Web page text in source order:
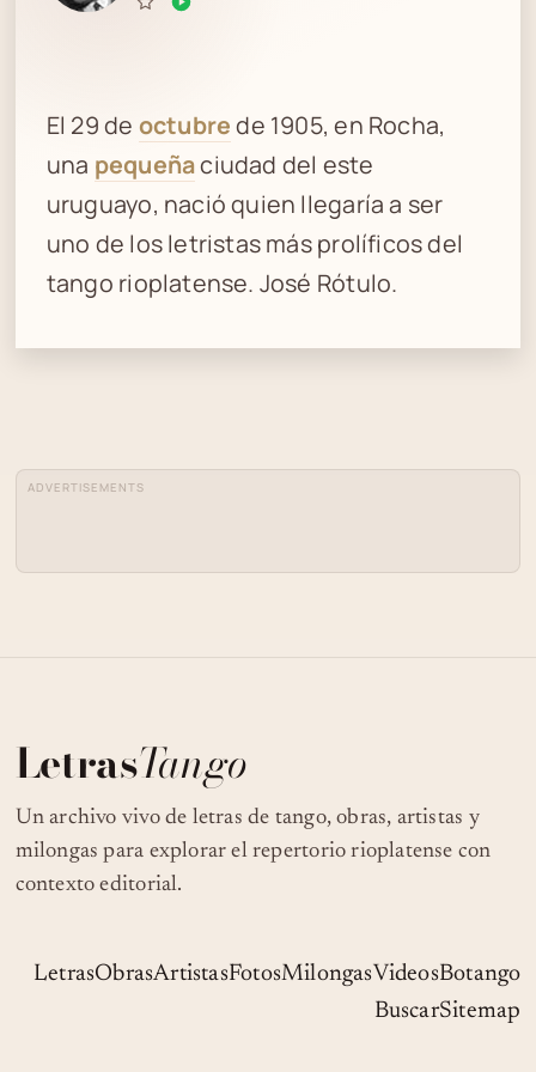
El 29 de octubrede 1905, en Rocha,
una pequeñaciudad del este
uruguayo, nació quien llegaría a ser
uno de los letristas más prolíficos del
tango rioplatense. José Rótulo.
ADVERTISEMENTS
LetrasTango
Un archivo vivo de letras de tango, obras, artistas y
milongas para explorar el repertorio rioplatense con
contexto editorial.
LetrasObrasArtistasFotosMilongasVideosBotango
BuscarSitemap